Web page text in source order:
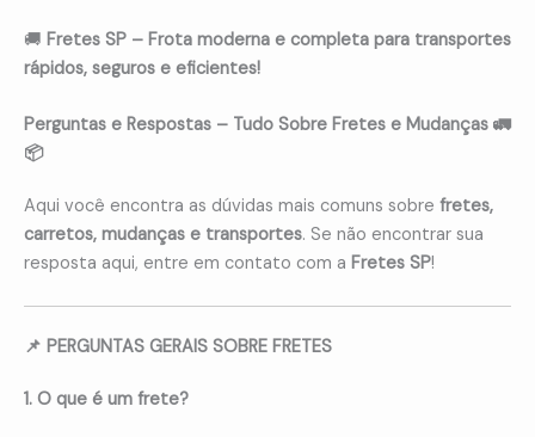
🚚 Fretes SP – Frota moderna e completa para transportes
rápidos, seguros e eficientes!
Perguntas e Respostas – Tudo Sobre Fretes e Mudanças 🚛
📦
Aqui você encontra as dúvidas mais comuns sobre fretes,
carretos, mudanças e transportes. Se não encontrar sua
resposta aqui, entre em contato com a Fretes SP!
📌 PERGUNTAS GERAIS SOBRE FRETES
1. O que é um frete?